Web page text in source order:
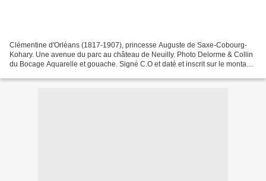
Clémentine d'Orléans (1817-1907), princesse Auguste de Saxe-Cobourg-
Kohary. Une avenue du parc au château de Neuilly. Photo Delorme & Collin
du Bocage Aquarelle et gouache. Signé C.O et daté et inscrit sur le montage